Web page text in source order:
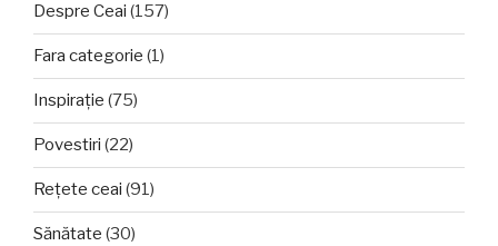
Despre Ceai (157)
Fara categorie (1)
Inspirație (75)
Povestiri (22)
Rețete ceai (91)
Sănătate (30)